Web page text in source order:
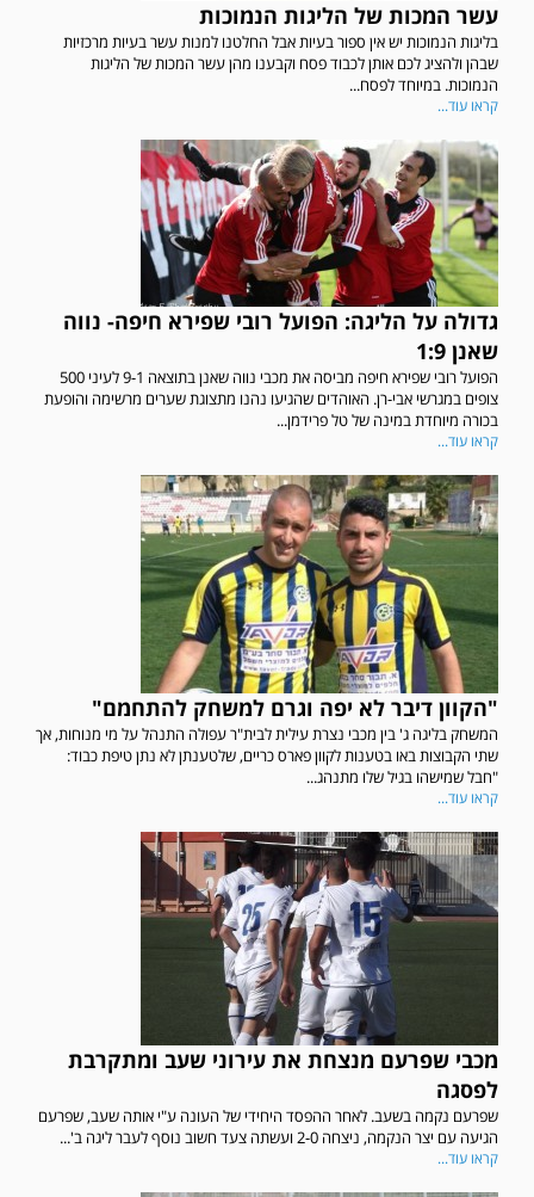
עשר המכות של הליגות הנמוכות
בליגות הנמוכות יש אין ספור בעיות אבל החלטנו למנות עשר בעיות מרכזיות
שבהן ולהציג לכם אותן לכבוד פסח וקבענו מהן עשר המכות של הליגות
הנמוכות. במיוחד לפסח...
קראו עוד...
גדולה על הליגה: הפועל רובי שפירא חיפה- נווה
שאנן 1:9
הפועל רובי שפירא חיפה מביסה את מכבי נווה שאנן בתוצאה 9-1 לעיני 500
צופים במגרשי אבי-רן. האוהדים שהגיעו נהנו מתצוגת שערים מרשימה והופעת
בכורה מיוחדת במינה של טל פרידמן...
קראו עוד...
"הקוון דיבר לא יפה וגרם למשחק להתחמם"
המשחק בליגה ג' בין מכבי נצרת עילית לבית"ר עפולה התנהל על מי מנוחות, אך
שתי הקבוצות באו בטענות לקוון פארס כריים, שלטענתן לא נתן טיפת כבוד:
"חבל שמישהו בגיל שלו מתנהג...
קראו עוד...
מכבי שפרעם מנצחת את עירוני שעב ומתקרבת
לפסגה
שפרעם נקמה בשעב. לאחר ההפסד היחידי של העונה ע"י אותה שעב, שפרעם
הגיעה עם יצר הנקמה, ניצחה 2-0 ועשתה צעד חשוב נוסף לעבר ליגה ב'...
קראו עוד...